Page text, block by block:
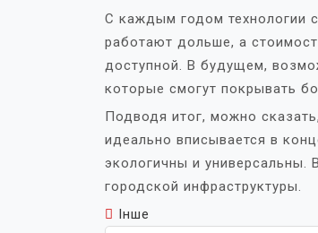
С каждым годом технологии
работают дольше, а
доступной. В будущем,
которые смогут покрывать
Подводя итог, можно
идеально вписывается в
экологичны и универсальны.
городской инфраструктуры.
Інше